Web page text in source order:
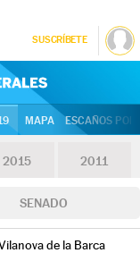
SUSCRÍBETE
MAPA ESCAÑOS
2015 2011
SENADO
de la Barca